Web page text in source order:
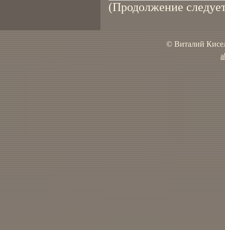
(Продолжение
© Виталий